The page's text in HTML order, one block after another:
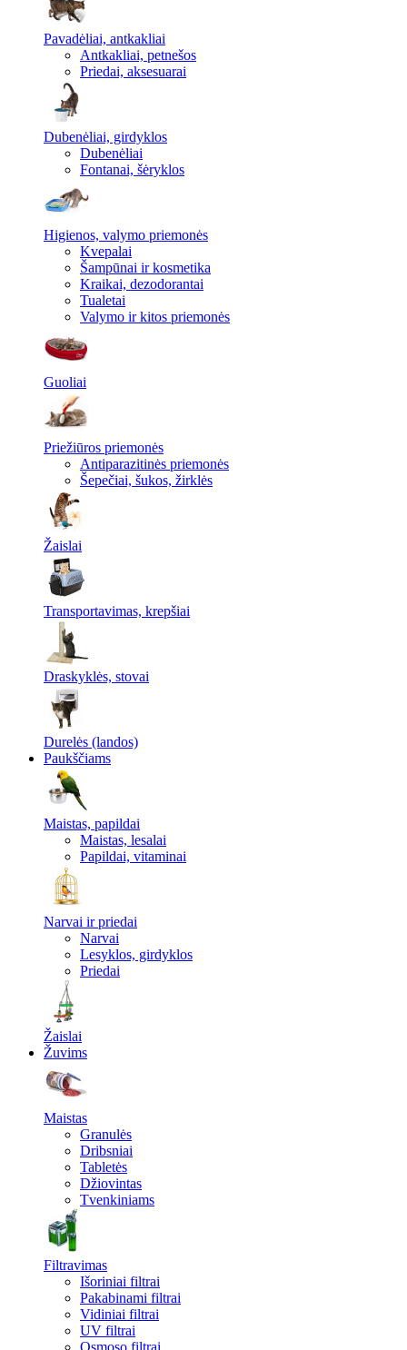
Pavadėliai, antkakliai
Antkakliai, petnešos
Priedai, aksesuarai
Dubenėliai, girdyklos
Dubenėliai
Fontanai, šėryklos
Higienos, valymo priemonės
Kvepalai
Šampūnai ir kosmetika
Kraikai, dezodorantai
Tualetai
Valymo ir kitos priemonės
Guoliai
Priežiūros priemonės
Antiparazitinės priemonės
Šepečiai, šukos, žirklės
Žaislai
Transportavimas, krepšiai
Draskyklės, stovai
Durelės (landos)
Paukščiams
Maistas, papildai
Maistas, lesalai
Papildai, vitaminai
Narvai ir priedai
Narvai
Lesyklos, girdyklos
Priedai
Žaislai
Žuvims
Maistas
Granulės
Dribsniai
Tabletės
Džiovintas
Tvenkiniams
Filtravimas
Išoriniai filtrai
Pakabinami filtrai
Vidiniai filtrai
UV filtrai
Osmoso filtrai